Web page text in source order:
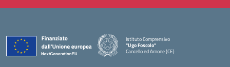
Istituto Comprensivo
"Ugo Foscolo"
Cancello ed Arnone (CE)